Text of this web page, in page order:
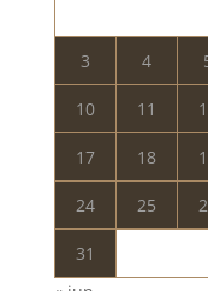
3 4
10 11
17 18
24 25
31